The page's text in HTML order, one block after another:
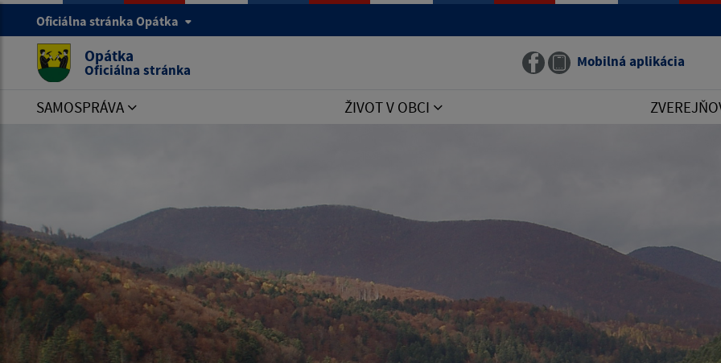
Oficiálna stránka Opátka
Opátka
Oficiálna stránka Mobilná aplikácia
SAMOSPRÁVA ŽIVOT V OBCI